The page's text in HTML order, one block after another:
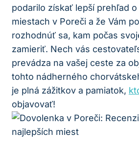
podarilo získať lepší prehľad o
miestach v Poreči a že Vám
rozhodnúť sa, kam počas
zamieriť. Nech vás
prevádza na vašej ceste za
tohto nádherného
je plná zážitkov a pamiatok,
objavovať!